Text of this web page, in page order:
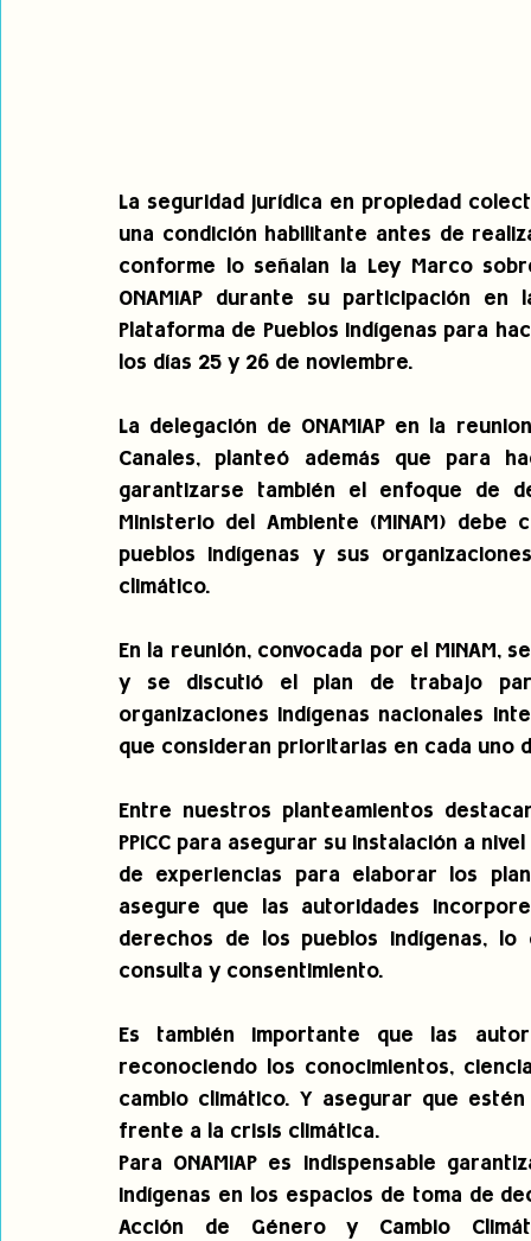
La seguridad jurídica en propiedad
una condición habilitante antes de
conforme lo señalan la Ley Marco
ONAMIAP durante su participación
Plataforma de Pueblos Indígenas para
los días 25 y 26 de noviembre.
La delegación de ONAMIAP en la
Canales, planteó además que para
garantizarse también el enfoque de
Ministerio del Ambiente (MINAM)
pueblos indígenas y sus
climático.
En la reunión, convocada por el MINAM,
y se discutió el plan de trabajo
organizaciones indígenas nacionales
que consideran prioritarias en cada uno
Entre nuestros planteamientos
PPICC para asegurar su instalación a
de experiencias para elaborar los
asegure que las autoridades
derechos de los pueblos indígenas,
consulta y consentimiento.
Es también importante que las
reconociendo los conocimientos,
cambio climático. Y asegurar que
frente a la crisis climática.
Para ONAMIAP es indispensable
indígenas en los espacios de toma de
Acción de Género y Cambio